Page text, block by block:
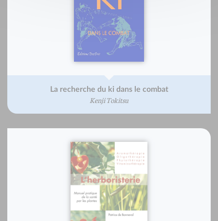
La recherche du ki dans le combat
Kenji Tokitsu